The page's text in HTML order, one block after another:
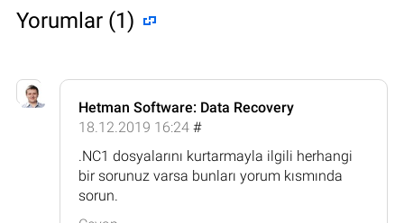
Yorumlar (1)
Hetman Software: Data Recovery
18.12.2019 16:24 #
.NC1 dosyalarını kurtarmayla ilgili herhangi
bir sorunuz varsa bunları yorum kısmında
sorun.